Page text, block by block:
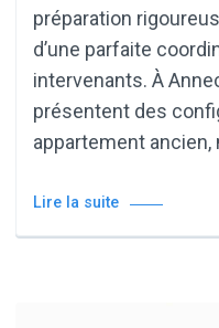
préparation
d’une parfaite
intervenants. À
présentent des
appartement
Lire la suite